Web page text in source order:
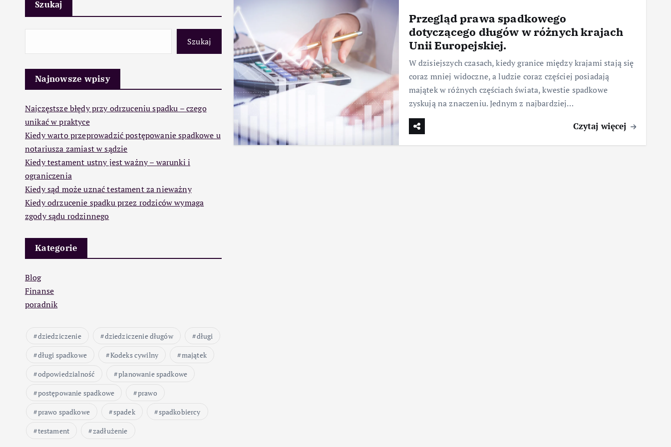
Szukaj
Szukaj
Najnowsze wpisy
Najczęstsze błędy przy odrzuceniu spadku – czego
unikać w praktyce
Kiedy warto przeprowadzić postępowanie spadkowe u
notariusza zamiast w sądzie
Kiedy testament ustny jest ważny – warunki i
ograniczenia
Kiedy sąd może uznać testament za nieważny
Kiedy odrzucenie spadku przez rodziców wymaga
zgody sądu rodzinnego
Kategorie
Blog
Finanse
poradnik
dziedziczenie dziedziczenie długów
długi
długi spadkowe
Kodeks cywilny
majątek
odpowiedzialność
planowanie spadkowe
postępowanie spadkowe
prawo
prawo spadkowe
spadek
spadkobiercy
testament
zadłużenie
Przegląd prawa spadkowego
dotyczącego długów w różnych krajach
Unii Europejskiej.
W dzisiejszych czasach, kiedy granice między krajami stają się
coraz mniej widoczne, a ludzie coraz częściej posiadają
majątek w różnych częściach świata, kwestie spadkowe
zyskują na znaczeniu. Jednym z najbardziej…
Czytaj więcej